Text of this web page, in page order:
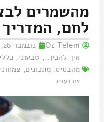
מהשמרים
לחם,
Oz Telem נובמבר 28, 2013
איך להכין.., טבעוני, כללי
מהבסיס, מתכונים, צמחוני
שבועות